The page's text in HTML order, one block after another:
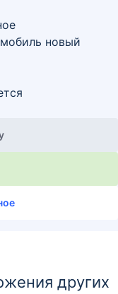
новый
других